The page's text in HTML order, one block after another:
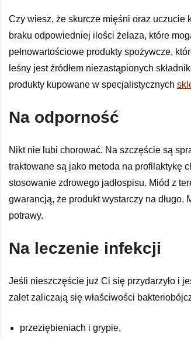
Czy wiesz, że skurcze mięśni oraz uczucie
braku odpowiedniej ilości żelaza, które
pełnowartościowe produkty spożywcze,
leśny jest źródłem niezastąpionych
produkty kupowane w specjalistycznych
Na odporność
Nikt nie lubi chorować. Na szczęście są
traktowane są jako metoda na profilaktykę
stosowanie zdrowego jadłospisu. Miód z
gwarancją, że produkt wystarczy na długo.
potrawy.
Na leczenie infekcji
Jeśli nieszczęście już Ci się przydarzyło i
zalet zaliczają się właściwości
przeziębieniach i grypie,